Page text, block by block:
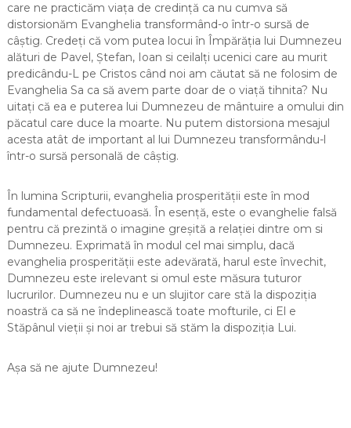
care ne practicăm viața de credință ca nu cumva să
distorsionăm Evanghelia transformând-o într-o sursă de
câștig. Credeți că vom putea locui în Împărăția lui Dumnezeu
alături de Pavel, Ștefan, Ioan si ceilalți ucenici care au murit
predicându-L pe Cristos când noi am căutat să ne folosim de
Evanghelia Sa ca să avem parte doar de o viață tihnita? Nu
uitați că ea e puterea lui Dumnezeu de mântuire a omului din
păcatul care duce la moarte. Nu putem distorsiona mesajul
acesta atât de important al lui Dumnezeu transformându-l
într-o sursă personală de câștig.
În lumina Scripturii, evanghelia prosperității este în mod
fundamental defectuoasă. În esență, este o evanghelie falsă
pentru că prezintă o imagine greșită a relației dintre om si
Dumnezeu. Exprimată în modul cel mai simplu, dacă
evanghelia prosperității este adevărată, harul este învechit,
Dumnezeu este irelevant si omul este măsura tuturor
lucrurilor. Dumnezeu nu e un slujitor care stă la dispoziția
noastră ca să ne îndeplinească toate mofturile, ci El e
Stăpânul vieții și noi ar trebui să stăm la dispoziția Lui.
Așa să ne ajute Dumnezeu!